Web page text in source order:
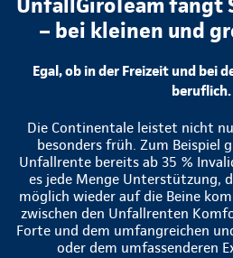
– bei kleinen und
Egal, ob in der Freizeit und bei
beruflich.
Die Continentale leistet nicht
besonders früh. Zum Beispiel
Unfallrente bereits ab 35 %
es jede Menge Unterstützung,
möglich wieder auf die Beine
zwischen den Unfallrenten
Forte und dem umfangreichen
oder dem umfassenderen